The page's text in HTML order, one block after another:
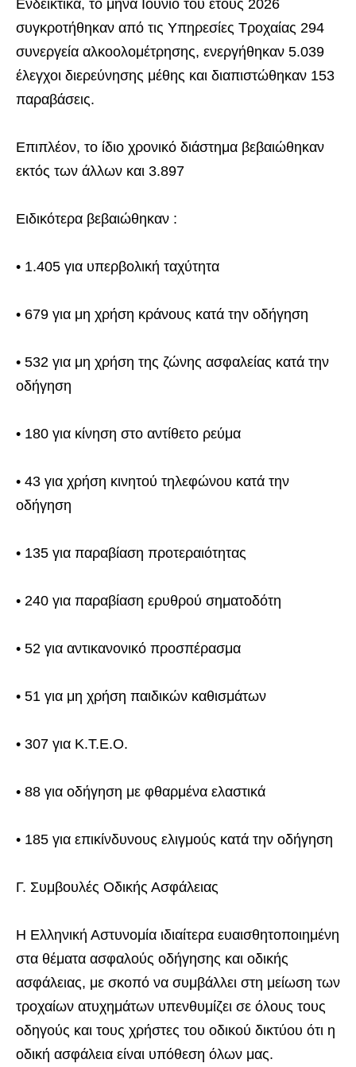
Ενδεικτικά, το μήνα Ιούνιο του έτους 2026
συγκροτήθηκαν από τις Υπηρεσίες Τροχαίας 294
συνεργεία αλκοολομέτρησης, ενεργήθηκαν 5.039
έλεγχοι διερεύνησης μέθης και διαπιστώθηκαν 153
παραβάσεις.
Επιπλέον, το ίδιο χρονικό διάστημα βεβαιώθηκαν
εκτός των άλλων και 3.897
Ειδικότερα βεβαιώθηκαν :
• 1.405 για υπερβολική ταχύτητα
• 679 για μη χρήση κράνους κατά την οδήγηση
• 532 για μη χρήση της ζώνης ασφαλείας κατά την
οδήγηση
• 180 για κίνηση στο αντίθετο ρεύμα
• 43 για χρήση κινητού τηλεφώνου κατά την
οδήγηση
• 135 για παραβίαση προτεραιότητας
• 240 για παραβίαση ερυθρού σηματοδότη
• 52 για αντικανονικό προσπέρασμα
• 51 για μη χρήση παιδικών καθισμάτων
• 307 για Κ.Τ.Ε.Ο.
• 88 για οδήγηση με φθαρμένα ελαστικά
• 185 για επικίνδυνους ελιγμούς κατά την οδήγηση
Γ. Συμβουλές Οδικής Ασφάλειας
Η Ελληνική Αστυνομία ιδιαίτερα ευαισθητοποιημένη
στα θέματα ασφαλούς οδήγησης και οδικής
ασφάλειας, με σκοπό να συμβάλλει στη μείωση των
τροχαίων ατυχημάτων υπενθυμίζει σε όλους τους
οδηγούς και τους χρήστες του οδικού δικτύου ότι η
οδική ασφάλεια είναι υπόθεση όλων μας.